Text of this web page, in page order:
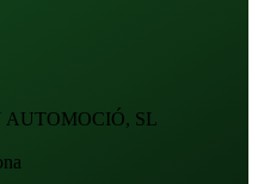
AUTOMOCIÓ, SL